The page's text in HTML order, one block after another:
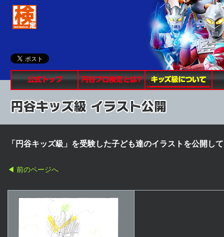
公式トップ 円谷プロ検定とは？ キ
「円谷キッズ級」を受験した子ども達のイラストを公開し
◀ 前のページへ